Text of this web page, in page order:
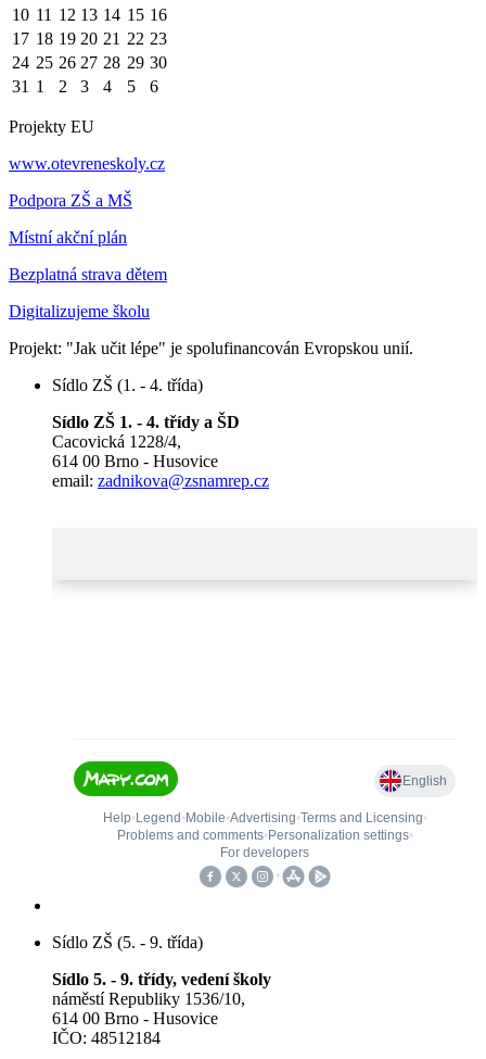
10 11 12 13 14 15 16
17 18 19 20 21 22 23
24 25 26 27 28 29 30
31 1 2 3 4 5 6
Projekty EU
www.otevreneskoly.cz
Podpora ZŠ a MŠ
Místní akční plán
Bezplatná strava dětem
Digitalizujeme školu
Projekt: "Jak učit lépe" je spolufinancován Evropskou unií.
Sídlo ZŠ (1. - 4. třída)
Sídlo ZŠ 1. - 4. třídy a ŠD
Cacovická 1228/4,
614 00 Brno - Husovice
email: zadnikova@zsnamrep.cz
Sídlo ZŠ (5. - 9. třída)
Sídlo 5. - 9. třídy, vedení školy
náměstí Republiky 1536/10,
614 00 Brno - Husovice
IČO: 48512184